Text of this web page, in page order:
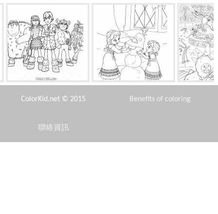
團隊打嗝 艾爾莎和安娜作為一個孩子 狂歡
ColorKid.net © 2015 Benefits of coloring
聯絡資訊